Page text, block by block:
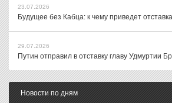
23.07.2026
Будущее без Кабца: к чему приведет
29.07.2026
Путин отправил в отставку главу Удмуртии
Новости по дням